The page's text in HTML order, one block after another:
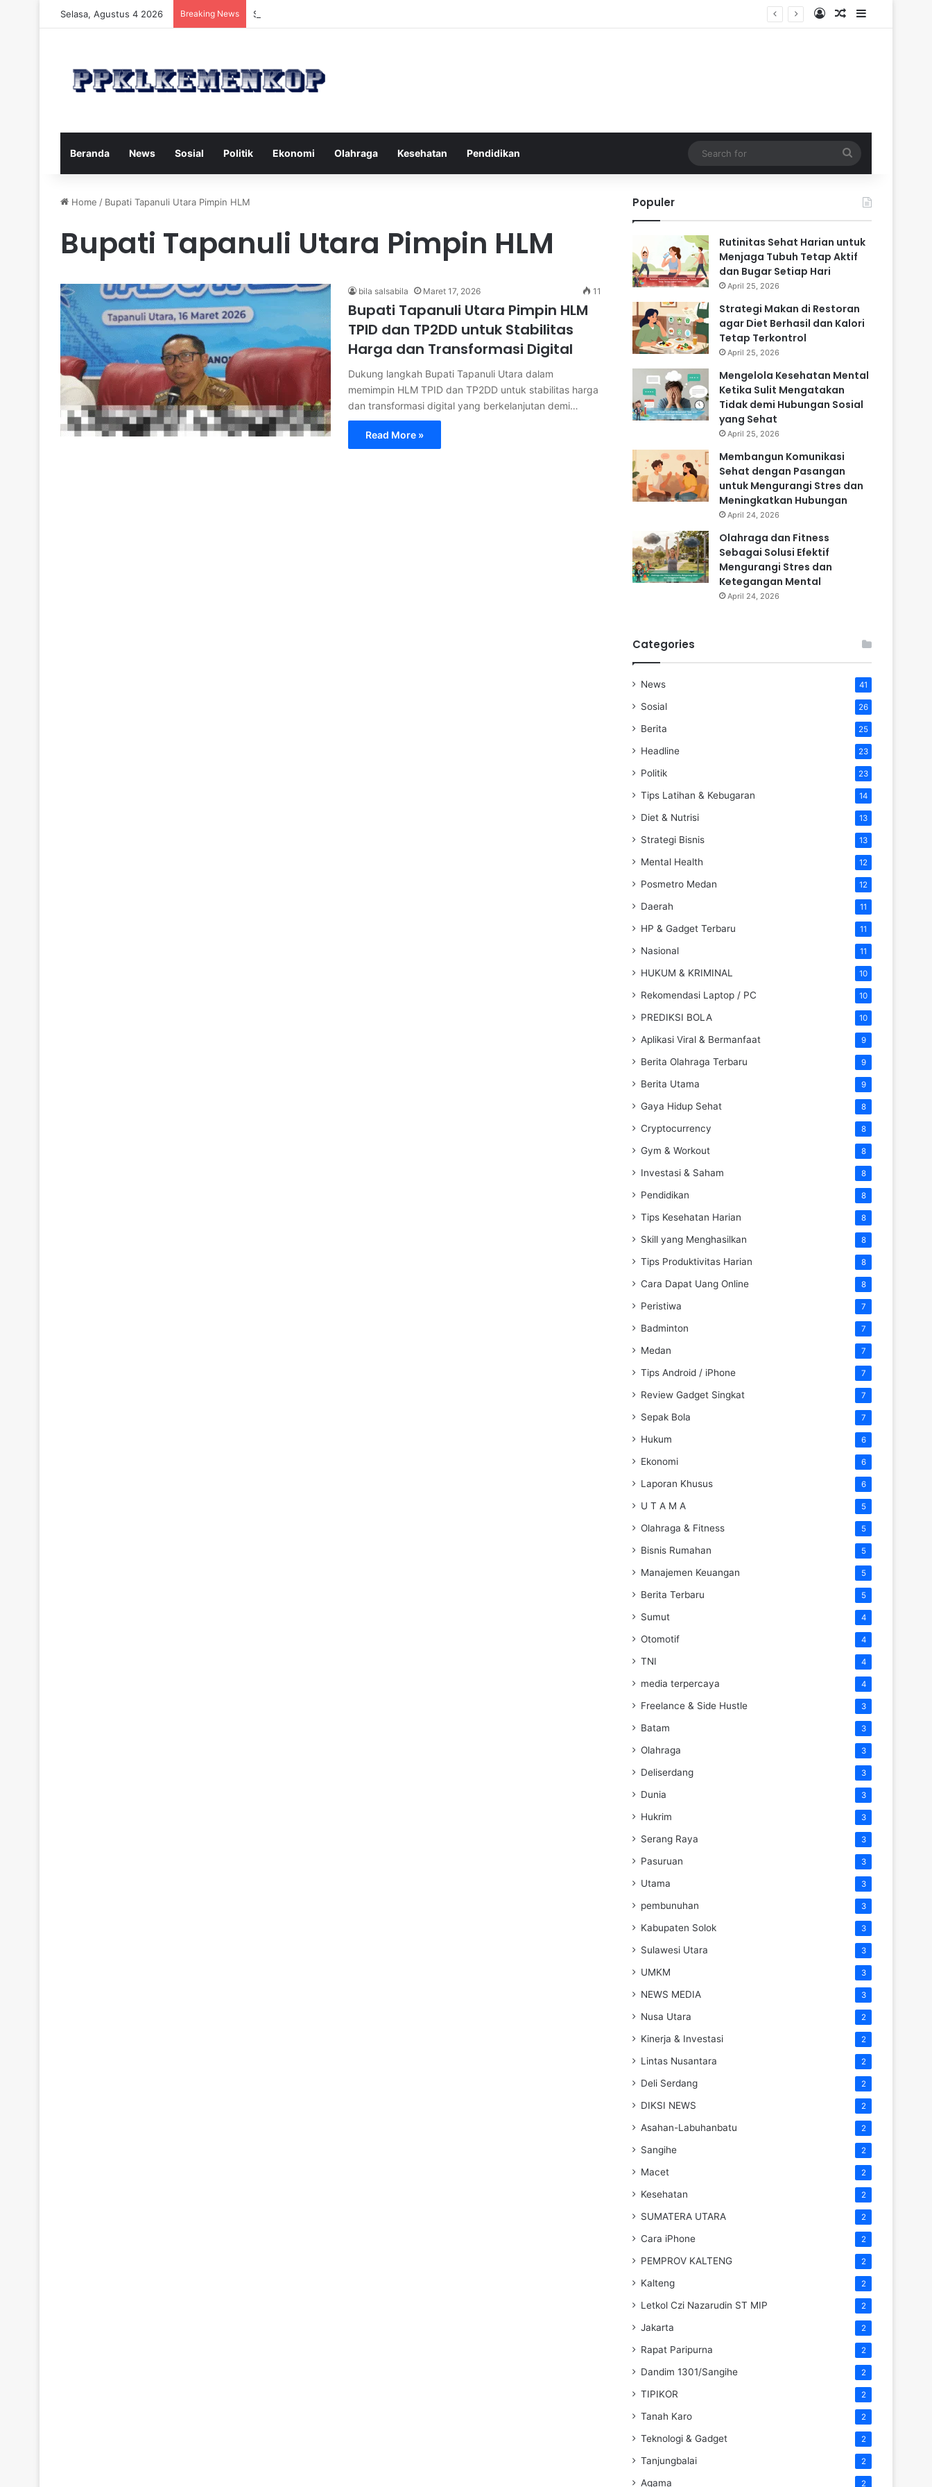
Selasa, Agustus 4 2026 Breaking News Strategi Makan di Restoran agar Diet Berhasil dan Kalori Tetap Terkontrol Log InRandom Article
Sidebar
Beranda News Sosial Politik Ekonomi Olahraga Kesehatan Pendidikan
for
Home / ‎Bupati Tapanuli Utara Pimpin HLM
‎Bupati Tapanuli Utara Pimpin HLM
bila salsabila Maret 17, 2026 11
Bupati Tapanuli Utara Pimpin HLM
TPID dan TP2DD untuk Stabilitas
Harga dan Transformasi Digital
Dukung langkah Bupati Tapanuli Utara dalam
memimpin HLM TPID dan TP2DD untuk stabilitas harga
dan transformasi digital yang berkelanjutan demi…
Read More »
Populer
Rutinitas Sehat Harian untuk
Menjaga Tubuh Tetap Aktif
dan Bugar Setiap Hari
April 25, 2026
Strategi Makan di Restoran
agar Diet Berhasil dan Kalori
Tetap Terkontrol
April 25, 2026
Mengelola Kesehatan Mental
Ketika Sulit Mengatakan
Tidak demi Hubungan Sosial
yang Sehat
April 25, 2026
Membangun Komunikasi
Sehat dengan Pasangan
untuk Mengurangi Stres dan
Meningkatkan Hubungan
April 24, 2026
Olahraga dan Fitness
Sebagai Solusi Efektif
Mengurangi Stres dan
Ketegangan Mental
April 24, 2026
Categories
News 41
Sosial 26
Berita 25
Headline 23
Politik 23
Tips Latihan & Kebugaran 14
Diet & Nutrisi 13
Strategi Bisnis 13
Mental Health 12
Posmetro Medan 12
Daerah 11
HP & Gadget Terbaru 11
Nasional 11
HUKUM & KRIMINAL 10
Rekomendasi Laptop / PC 10
PREDIKSI BOLA 10
Aplikasi Viral & Bermanfaat 9
Berita Olahraga Terbaru 9
Berita Utama 9
Gaya Hidup Sehat 8
Cryptocurrency 8
Gym & Workout 8
Investasi & Saham 8
Pendidikan 8
Tips Kesehatan Harian 8
Skill yang Menghasilkan 8
Tips Produktivitas Harian 8
Cara Dapat Uang Online 8
Peristiwa 7
Badminton 7
Medan 7
Tips Android / iPhone 7
Review Gadget Singkat 7
Sepak Bola 7
Hukum 6
Ekonomi 6
Laporan Khusus 6
U T A M A 5
Olahraga & Fitness 5
Bisnis Rumahan 5
Manajemen Keuangan 5
Berita Terbaru 5
Sumut 4
Otomotif 4
TNI 4
media terpercaya 4
Freelance & Side Hustle 3
Batam 3
Olahraga 3
Deliserdang 3
Dunia 3
Hukrim 3
Serang Raya 3
Pasuruan 3
Utama 3
pembunuhan 3
Kabupaten Solok 3
Sulawesi Utara 3
UMKM 3
NEWS MEDIA 3
Nusa Utara 2
Kinerja & Investasi 2
Lintas Nusantara 2
Deli Serdang 2
DIKSI NEWS 2
Asahan-Labuhanbatu 2
Sangihe 2
Macet 2
Kesehatan 2
SUMATERA UTARA 2
Cara iPhone 2
PEMPROV KALTENG 2
Kalteng 2
Letkol Czi Nazarudin ST MIP 2
Jakarta 2
Rapat Paripurna 2
Dandim 1301/Sangihe 2
TIPIKOR 2
Tanah Karo 2
Teknologi & Gadget 2
Tanjungbalai 2
Agama 2